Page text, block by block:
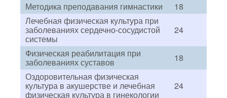
Методика преподавания гимнастики
18
Лечебная физическая культура при
заболеваниях сердечно-сосудистой
системы
24
Физическая реабилитация при
заболеваниях суставов
18
Оздоровительная физическая
культура в акушерстве и лечебная
физическая культура в гинекологии
24